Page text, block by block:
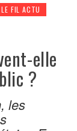
LE FIL ACTU
elle
?
les